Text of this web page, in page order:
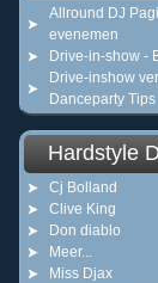
Allround DJ
evenemen
Drive-in-show -
Drive-inshow
Danceparty Tips
Hardstyle
Cj Bolland
Clive King
Don diablo
Meer...
Miss Djax